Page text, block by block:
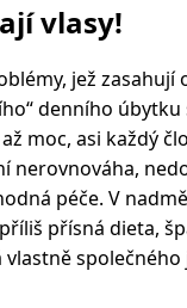
vlasy!
jež
denního
moc, asi každý
nerovnováha,
péče. V
přísná dieta,